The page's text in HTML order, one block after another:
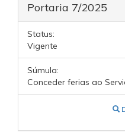
Portaria 7/2025
Status:
Vigente
Súmula:
Conceder ferias ao